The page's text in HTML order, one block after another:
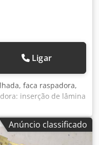
Ligar
faca raspadora,
inserção de lâmina
do furo: Ø 6,5 mm
lâminas disponíveis -
345/65/1 mm -Peso:
Anúncio classificado